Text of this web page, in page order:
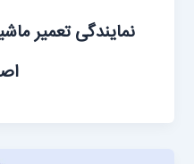
نمایندگی تعمیر